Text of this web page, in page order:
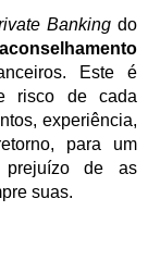
Bankingdo
aconselhamento
Este é
risco de cada
experiência,
para um
prejuízo de as
suas.